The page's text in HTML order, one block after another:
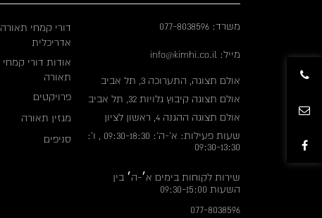
משרד: 077-8038596
מייל: info@kimhi.co.il
אולם תצוגה, התערוכה 3, תל אביב
אולם תצוגה קיבוץ גלויות 32, תל אביב
אולם תצוגה ההגנה 4, ראשון לציון
שעות פעילות: א'-ה': 09:30-18:30 , ו':
09:30-13:30
שירות לקוחות בימים א׳-ה׳ בין
השעות 09:30-15:00
077-8038596
דורי קמחי תאורה
אדריכלית
אודות דורי קמחי
תאורה
פרויקטים
מגזין תאורה
סניפים